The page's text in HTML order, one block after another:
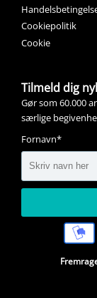
Cookiepolitik
Cookie
Tilmeld dig
Gør som 60.000
særlige
Fornavn*